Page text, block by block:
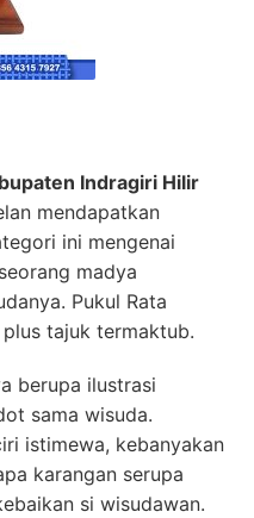
Indragiri Hilir
mendapatkan
ini mengenai
madya
Pukul Rata
tajuk termaktub.
berupa ilustrasi
sama wisuda.
istimewa, kebanyakan
karangan serupa
si wisudawan.